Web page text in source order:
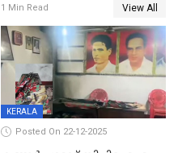
1 Min Read View All
KERALA
Posted On 22-12-2025